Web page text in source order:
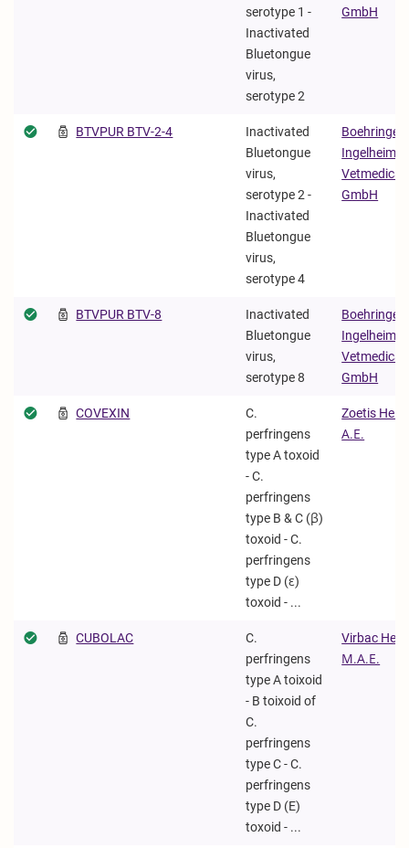
serotype 1 -
Inactivated
Bluetongue
virus,
serotype 2
GmbH
BTVPUR BTV-2-4
Inactivated
Bluetongue
virus,
serotype 2 -
Inactivated
Bluetongue
virus,
serotype 4
Boehringer
Ingelheim
Vetmedica
GmbH
BTVPUR BTV-8
Inactivated
Bluetongue
virus,
serotype 8
Boehringer
Ingelheim
Vetmedica
GmbH
COVEXIN
C.
perfringens
type A toxoid
- C.
perfringens
type B & C (β)
toxoid - C.
perfringens
type D (ε)
toxoid - ...
Zoetis
Α.Ε.
CUBOLAC
C.
perfringens
type A toixoid
- B toixoid of
C.
perfringens
type C - C.
perfringens
type D (E)
toxoid - ...
Virbac
Μ.Α.Ε.